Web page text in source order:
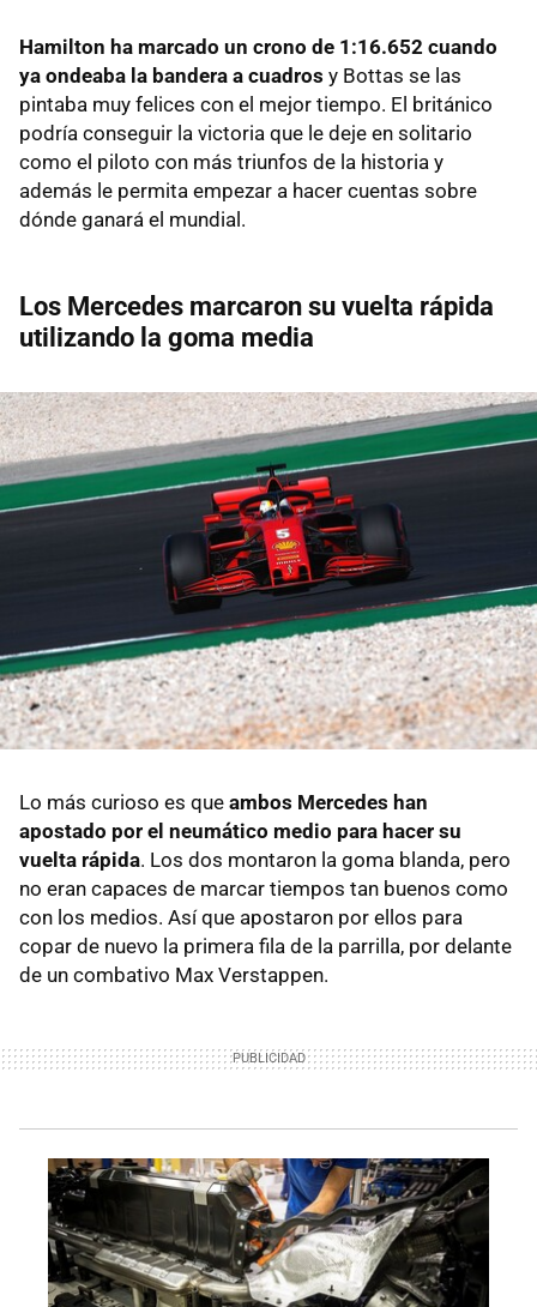
Hamilton ha marcado un crono de 1:16.652 cuando
ya ondeaba la bandera a cuadros y Bottas se las
pintaba muy felices con el mejor tiempo. El británico
podría conseguir la victoria que le deje en solitario
como el piloto con más triunfos de la historia y
además le permita empezar a hacer cuentas sobre
dónde ganará el mundial.
Los Mercedes marcaron su vuelta rápida
utilizando la goma media
Lo más curioso es que ambos Mercedes han
apostado por el neumático medio para hacer su
vuelta rápida. Los dos montaron la goma blanda, pero
no eran capaces de marcar tiempos tan buenos como
con los medios. Así que apostaron por ellos para
copar de nuevo la primera fila de la parrilla, por delante
de un combativo Max Verstappen.